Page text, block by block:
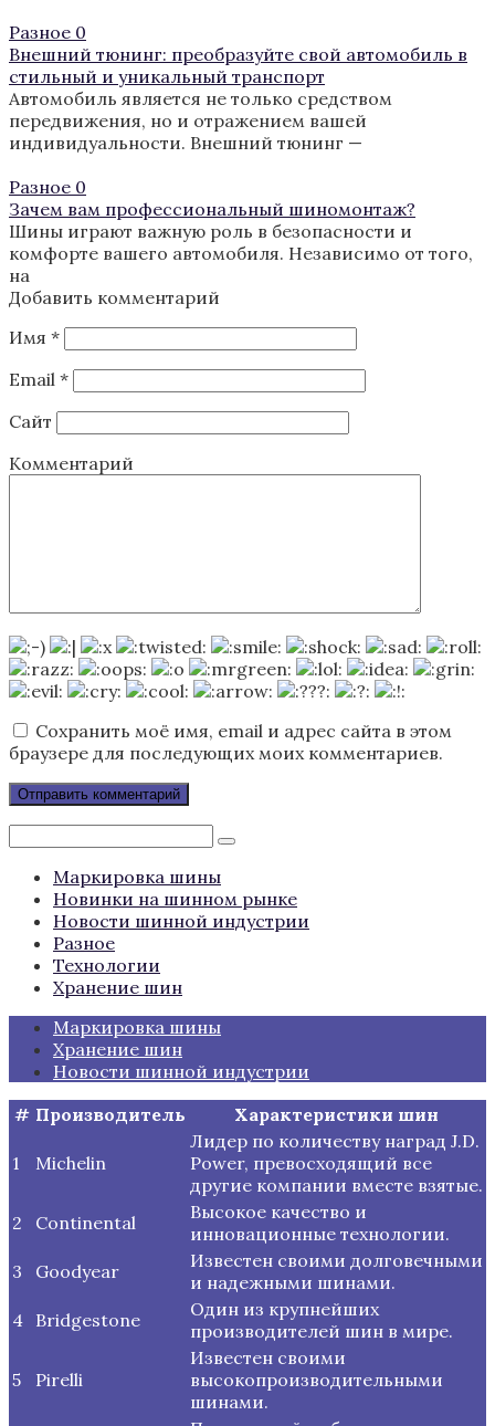
Разное 0
Внешний тюнинг: преобразуйте свой автомобиль в
стильный и уникальный транспорт
Автомобиль является не только средством
передвижения, но и отражением вашей
индивидуальности. Внешний тюнинг —
Разное 0
Зачем вам профессиональный шиномонтаж?
Шины играют важную роль в безопасности и
комфорте вашего автомобиля. Независимо от того,
на
Добавить комментарий
Имя *
Email *
Сайт
Комментарий
Сохранить моё имя, email и адрес сайта в этом
браузере для последующих моих комментариев.
Поиск:
Маркировка шины
Новинки на шинном рынке
Новости шинной индустрии
Разное
Технологии
Хранение шин
Маркировка шины
Хранение шин
Новости шинной индустрии
# Производитель Характеристики шин
1 Michelin
Лидер по количеству наград J.D.
Power, превосходящий все
другие компании вместе взятые.
2
Continental
Высокое качество и
инновационные технологии.
3
Goodyear
Известен своими долговечными
и надежными шинами.
4 Bridgestone
Один из крупнейших
производителей шин в мире.
5 Pirelli
Известен своими
высокопроизводительными
шинами.